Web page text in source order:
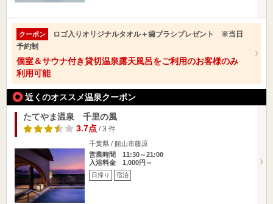
クーポン
ロゴ入りオリジナルタオル＋歯ブラシプレゼント ※当日
予約制
個室＆サウナ付き貸切温泉露天風呂をご利用のお客様のみ
利用可能
近くのオススメ温泉クーポン
たてやま温泉 千里の風
3.7点/ 3 件
千葉県 / 館山市藤原
営業時間 11:30～21:00
入浴料金 1,000円～
日帰り 宿泊